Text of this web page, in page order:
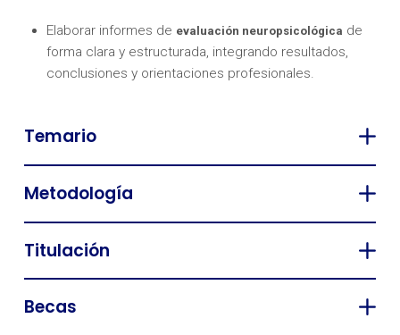
Elaborar informes de evaluación neuropsicológica de
forma clara y estructurada, integrando resultados,
conclusiones y orientaciones profesionales.
Temario
Metodología
Titulación
Becas